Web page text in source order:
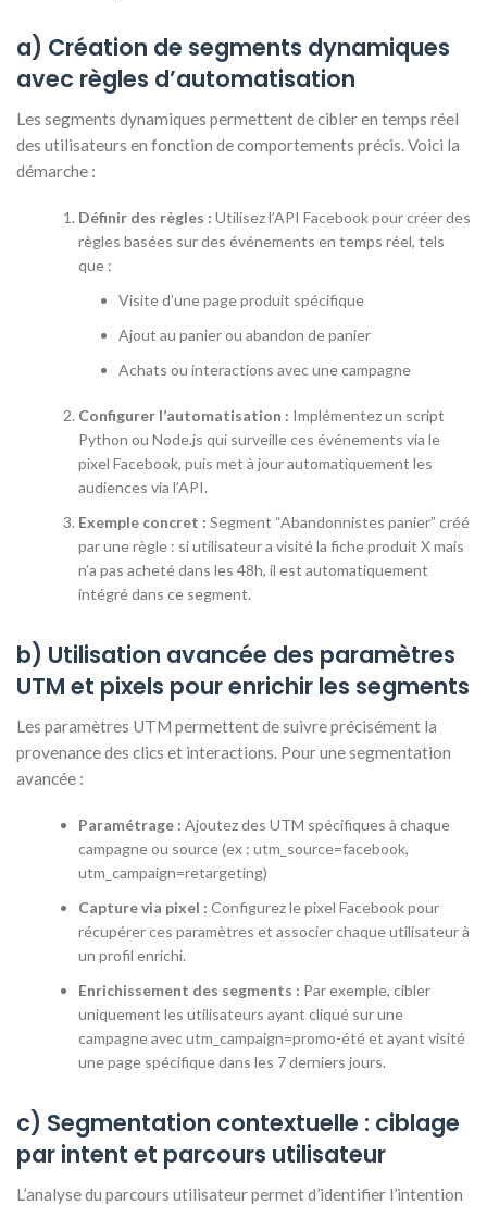
a) Création de segments dynamiques
avec règles d’automatisation
Les segments dynamiques permettent de cibler en temps réel
des utilisateurs en fonction de comportements précis. Voici la
démarche :
Définir des règles : Utilisez l’API Facebook pour créer des
règles basées sur des événements en temps réel, tels
que :
Visite d’une page produit spécifique
Ajout au panier ou abandon de panier
Achats ou interactions avec une campagne
Configurer l’automatisation : Implémentez un script
Python ou Node.js qui surveille ces événements via le
pixel Facebook, puis met à jour automatiquement les
audiences via l’API.
Exemple concret : Segment “Abandonnistes panier” créé
par une règle : si utilisateur a visité la fiche produit X mais
n’a pas acheté dans les 48h, il est automatiquement
intégré dans ce segment.
b) Utilisation avancée des paramètres
UTM et pixels pour enrichir les segments
Les paramètres UTM permettent de suivre précisément la
provenance des clics et interactions. Pour une segmentation
avancée :
Paramétrage : Ajoutez des UTM spécifiques à chaque
campagne ou source (ex : utm_source=facebook,
utm_campaign=retargeting)
Capture via pixel : Configurez le pixel Facebook pour
récupérer ces paramètres et associer chaque utilisateur à
un profil enrichi.
Enrichissement des segments : Par exemple, cibler
uniquement les utilisateurs ayant cliqué sur une
campagne avec utm_campaign=promo-été et ayant visité
une page spécifique dans les 7 derniers jours.
c) Segmentation contextuelle : ciblage
par intent et parcours utilisateur
L’analyse du parcours utilisateur permet d’identifier l’intention